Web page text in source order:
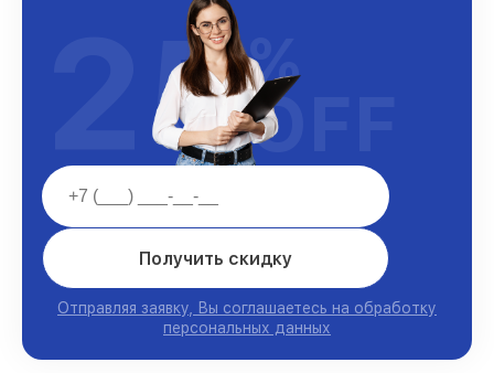
Получить скидку
Отправляя заявку, Вы соглашаетесь на обработку
персональных данных
25%
OFF